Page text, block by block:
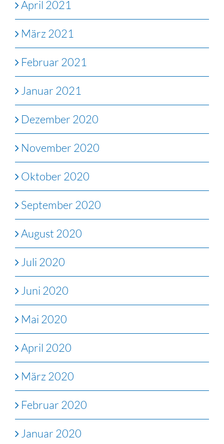
April 2021
März 2021
Februar 2021
Januar 2021
Dezember 2020
November 2020
Oktober 2020
September 2020
August 2020
Juli 2020
Juni 2020
Mai 2020
April 2020
März 2020
Februar 2020
Januar 2020